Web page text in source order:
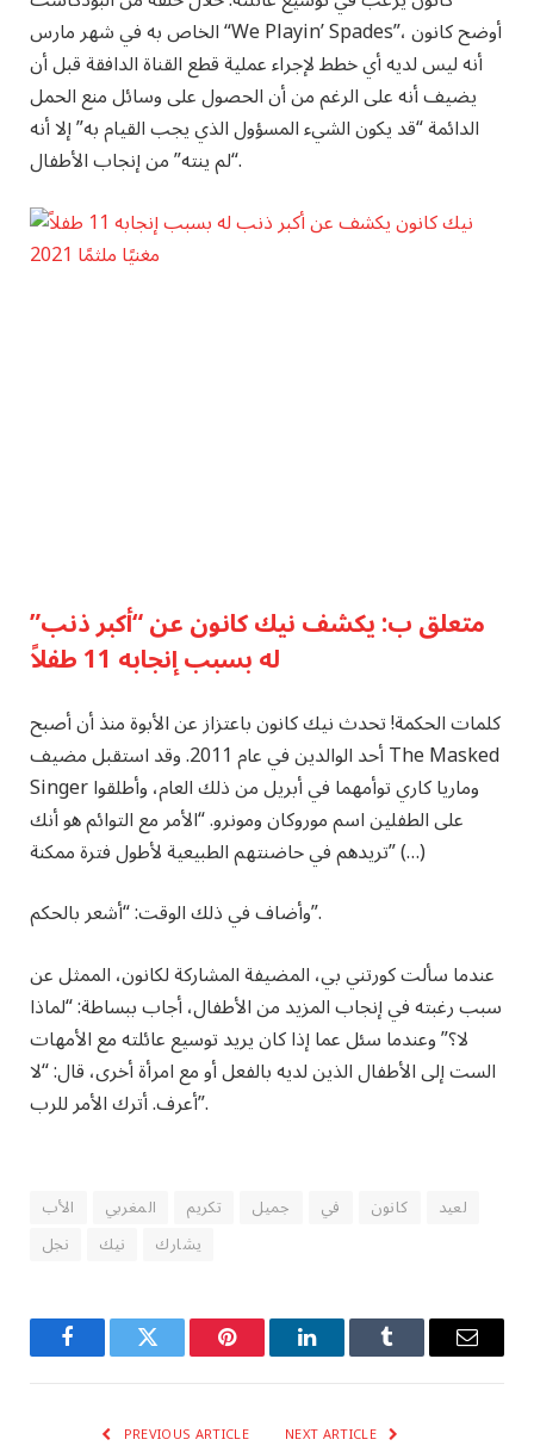
الخاص به في شهر مارس “We Playin’ Spades”، أوضح كانون
أنه ليس لديه أي خطط لإجراء عملية قطع القناة الدافقة قبل أن
يضيف أنه على الرغم من أن الحصول على وسائل منع الحمل
الدائمة “قد يكون الشيء المسؤول الذي يجب القيام به” إلا أنه
“لم ينته” من إنجاب الأطفال.
متعلق ب:يكشف نيك كانون عن “أكبر ذنب”
له بسبب إنجابه 11 طفلاً
كلمات الحكمة! تحدث نيك كانون باعتزاز عن الأبوة منذ أن أصبح
أحد الوالدين في عام 2011. وقد استقبل مضيف The Masked
Singer وماريا كاري توأمهما في أبريل من ذلك العام، وأطلقوا
على الطفلين اسم موروكان ومونرو. “الأمر مع التوائم هو أنك
تريدهم في حاضنتهم الطبيعية لأطول فترة ممكنة” (…)
وأضاف في ذلك الوقت: “أشعر بالحكم”.
عندما سألت كورتني بي، المضيفة المشاركة لكانون، الممثل عن
سبب رغبته في إنجاب المزيد من الأطفال، أجاب ببساطة: “لماذا
لا؟” وعندما سئل عما إذا كان يريد توسيع عائلته مع الأمهات
الست إلى الأطفال الذين لديه بالفعل أو مع امرأة أخرى، قال: “لا
أعرف. أترك الأمر للرب”.
الأب المغربي تكريم جميل في كانون
لعيد
نجل
نيك يشارك
FacebookTwitter Pinterest LinkedInTumblr Email
PREVIOUS ARTICLE NEXT ARTICLE